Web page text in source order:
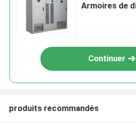
Armoires de
Continuer
produits recommandés